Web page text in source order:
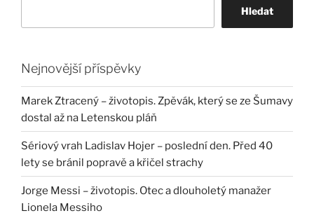
Hledat
Nejnovější příspěvky
Marek Ztracený – životopis. Zpěvák, který se ze Šumavy
dostal až na Letenskou pláň
Sériový vrah Ladislav Hojer – poslední den. Před 40
lety se bránil popravě a křičel strachy
Jorge Messi – životopis. Otec a dlouholetý manažer
Lionela Messiho